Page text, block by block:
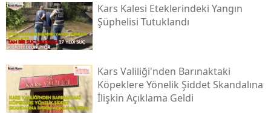
Van
Aksaray
Kars Kalesi Eteklerindeki Yangın
Şüphelisi Tutuklandı
Kars Valiliği'nden Barınaktaki
Köpeklere Yönelik Şiddet Skandalına
İlişkin Açıklama Geldi